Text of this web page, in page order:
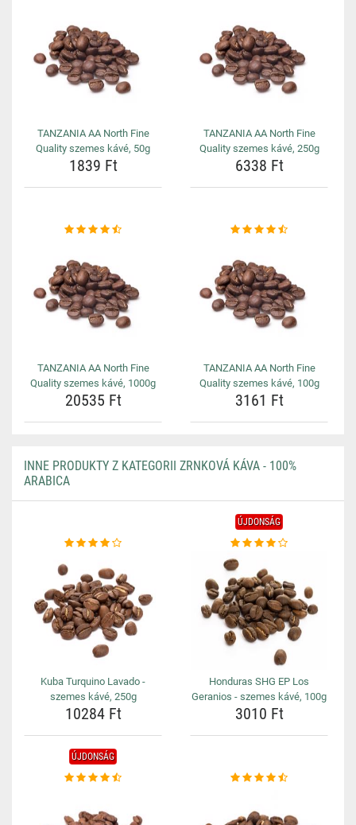
TANZANIA AA North Fine
Quality szemes kávé, 50g
1839 Ft
TANZANIA AA North Fine
Quality szemes kávé, 250g
6338 Ft
TANZANIA AA North Fine
Quality szemes kávé, 1000g
20535 Ft
TANZANIA AA North Fine
Quality szemes kávé, 100g
3161 Ft
INNE PRODUKTY Z KATEGORII ZRNKOVÁ KÁVA - 100%
ARABICA
Kuba Turquino Lavado -
szemes kávé, 250g
10284 Ft
ÚJDONSÁG
Honduras SHG EP Los
Geranios - szemes kávé, 100g
3010 Ft
ÚJDONSÁG